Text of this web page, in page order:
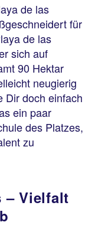
de las
für
de las
sich auf
90 Hektar
neugierig
Dir doch einfach
ein paar
des Platzes,
zu
– Vielfalt